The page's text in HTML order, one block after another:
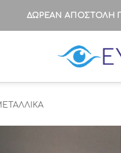
ΔΩΡΕΑΝ ΑΠΟΣΤΟΛΗ